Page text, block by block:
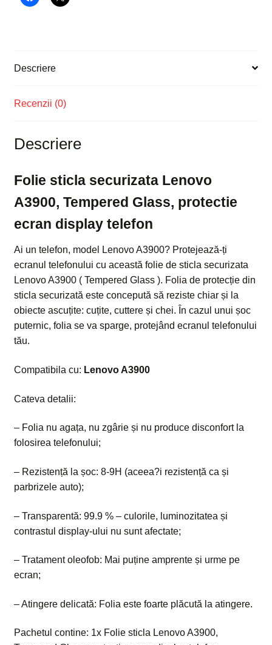
ecran
Descriere
Recenzii (0)
Descriere
Folie sticla securizata Lenovo
A3900, Tempered Glass, protectie
ecran display telefon
Ai un telefon, model Lenovo A3900? Protejează-ți
ecranul telefonului cu această folie de sticla securizata
Lenovo A3900 ( Tempered Glass ). Folia de protecție din
sticla securizată este concepută să reziste chiar și la
obiecte ascuțite: cuțite, cuttere și chei. În cazul unui șoc
puternic, folia se va sparge, protejând ecranul telefonului
tău.
Compatibila cu: Lenovo A3900
Cateva detalii:
– Folia nu agața, nu zgârie și nu produce disconfort la
folosirea telefonului;
– Rezistență la șoc: 8-9H (aceea?i rezistență ca și
parbrizele auto);
– Transparentă: 99.9 % – culorile, luminozitatea și
contrastul display-ului nu sunt afectate;
– Tratament oleofob: Mai puține amprente și urme pe
ecran;
– Atingere delicată: Folia este foarte plăcută la atingere.
Pachetul contine: 1x Folie sticla Lenovo A3900,